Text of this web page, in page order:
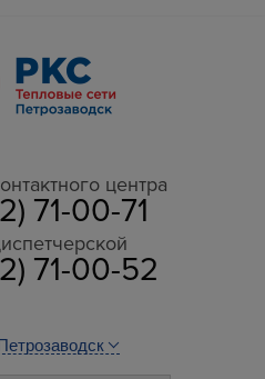
центра
71-00-71
71-00-52